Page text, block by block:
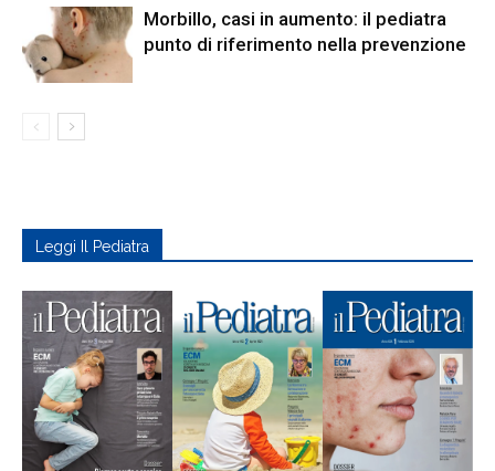
Morbillo, casi in aumento: il pediatra
punto di riferimento nella prevenzione
Leggi Il Pediatra